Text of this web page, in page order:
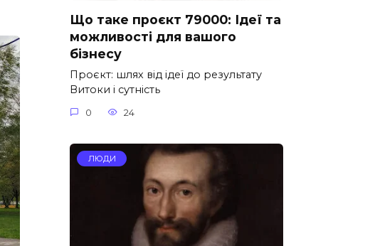
Що таке проєкт 79000: Ідеї та
можливості для вашого
бізнесу
Проєкт: шлях від ідеї до результату
Витоки і сутність
0 24
ЛЮДИ